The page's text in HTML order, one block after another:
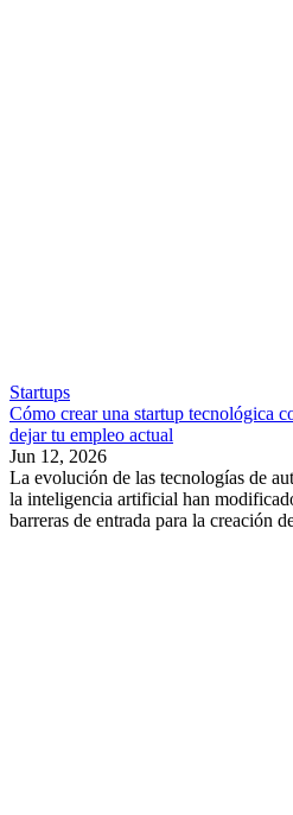
Startups
Cómo crear una startup tecnológica
dejar tu empleo actual
Jun 12, 2026
La evolución de las tecnologías de
la inteligencia artificial han
barreras de entrada para la creación